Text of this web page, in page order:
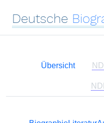
Deutsche
Übersicht